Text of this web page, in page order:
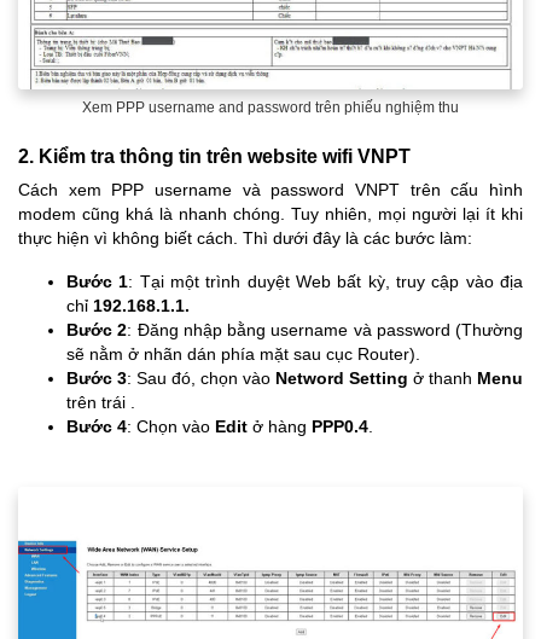
Xem PPP username and password trên phiếu nghiệm thu
2. Kiểm tra thông tin trên website wifi VNPT
Cách xem PPP username và password VNPT trên cấu hình
modem cũng khá là nhanh chóng. Tuy nhiên, mọi người lại ít khi
thực hiện vì không biết cách. Thì dưới đây là các bước làm:
Bước 1: Tại một trình duyệt Web bất kỳ, truy cập vào địa
chỉ 192.168.1.1.
Bước 2: Đăng nhập bằng username và password (Thường
sẽ nằm ở nhãn dán phía mặt sau cục Router).
Bước 3: Sau đó, chọn vào Netword Setting ở thanh Menu
trên trái .
Bước 4: Chọn vào Edit ở hàng PPP0.4